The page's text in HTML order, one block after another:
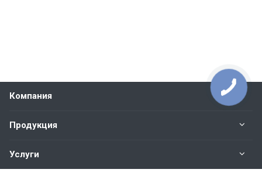
Компания
Продукция
Услуги